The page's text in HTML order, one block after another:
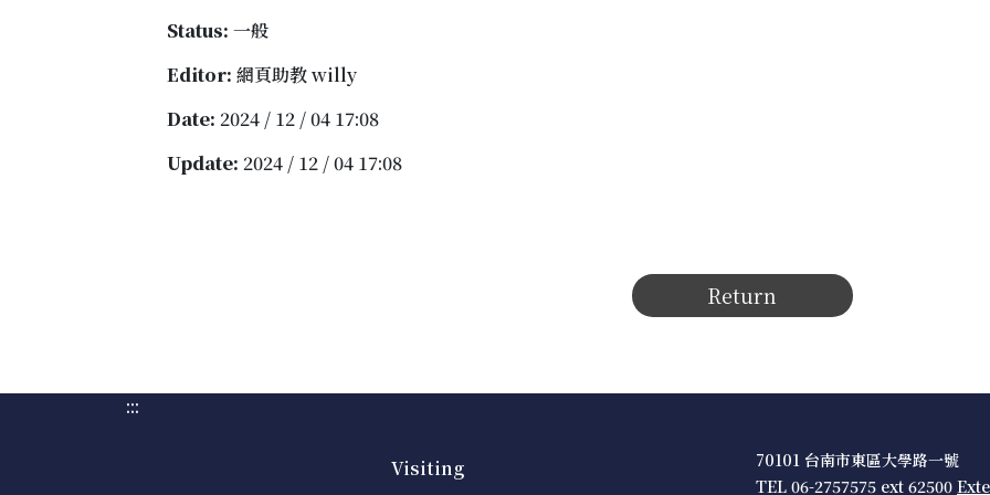
Status: 一般
Editor: 網頁助教 willy
Date: 2024 / 12 / 04 17:08
Update: 2024 / 12 / 04 17:08
Return
:::
Visiting
70101 台南市東區大學路一號
TEL 06-2757575 ext 62500